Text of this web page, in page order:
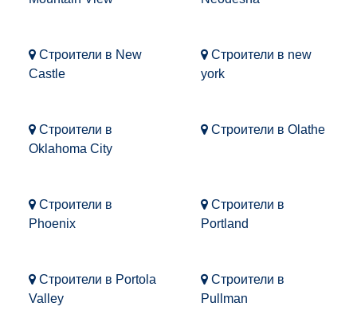
Строители в New
Castle
Строители в new
york
Строители в
Oklahoma City
Строители в Olathe
Строители в
Phoenix
Строители в
Portland
Строители в Portola
Valley
Строители в
Pullman